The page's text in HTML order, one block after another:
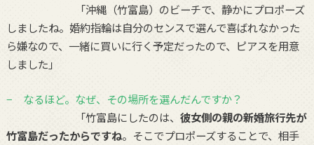
「沖縄（竹富島）のビーチで、静かにプロポーズ
しましたね。婚約指輪は自分のセンスで選んで喜ばれなかった
ら嫌なので、一緒に買いに行く予定だったので、ピアスを用意
しました」
− なるほど。なぜ、その場所を選んだんですか？
「竹富島にしたのは、 彼女側の親の新婚旅行先が
竹富島だったからですね。そこでプロポーズすることで、相手